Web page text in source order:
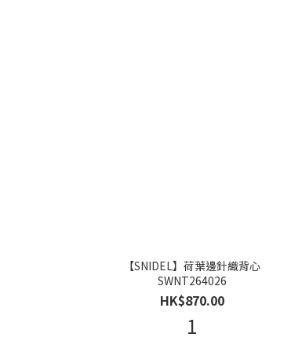
【SNIDEL】荷葉邊針織背心
SWNT264026
HK$870.00
1